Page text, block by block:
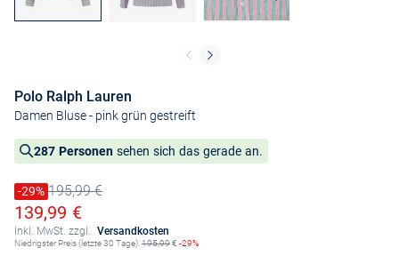
Polo Ralph Lauren
Damen Bluse- pink grün gestreift
287 Personen sehen sich das gerade an.
Preis reduziert um
-29%
Alter Preis195,99 €
Ermäßigter Preis
139,99 €
Inkl. MwSt. zzgl. Versandkosten
Niedrigster Preis (letzte 30 Tage):195,99€ -29%